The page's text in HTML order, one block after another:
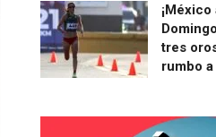
tres
rumbo